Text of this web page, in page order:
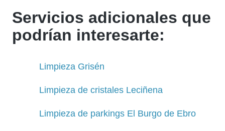
Servicios adicionales que
podrían interesarte:
Limpieza Grisén
Limpieza de cristales Leciñena
Limpieza de parkings El Burgo de Ebro